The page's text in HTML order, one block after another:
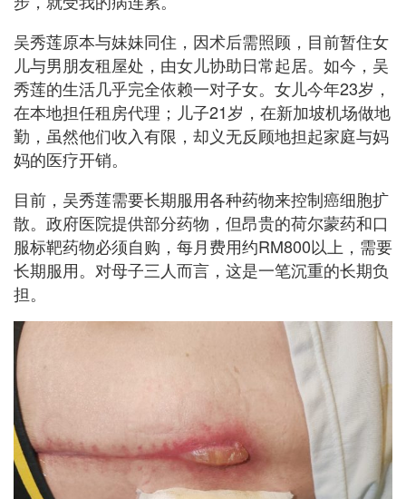
吴秀莲原本与妹妹同住，因术后需照顾，目前暂住女
儿与男朋友租屋处，由女儿协助日常起居。如今，吴
秀莲的生活几乎完全依赖一对子女。女儿今年23岁，
在本地担任租房代理；儿子21岁，在新加坡机场做地
勤，虽然他们收入有限，却义无反顾地担起家庭与妈
妈的医疗开销。
目前，吴秀莲需要长期服用各种药物来控制癌细胞扩
散。政府医院提供部分药物，但昂贵的荷尔蒙药和口
服标靶药物必须自购，每月费用约RM800以上，需要
长期服用。对母子三人而言，这是一笔沉重的长期负
担。